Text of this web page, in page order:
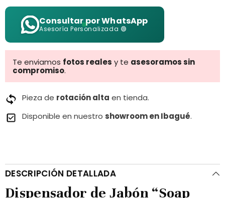
Consultar por WhatsApp
Asesoría Personalizada 🟢
Te enviamos fotos reales y te asesoramos sin
compromiso.
Pieza de rotación alta en tienda.
Disponible en nuestro showroom en Ibagué.
DESCRIPCIÓN DETALLADA
Dispensador de Jabón “Soap